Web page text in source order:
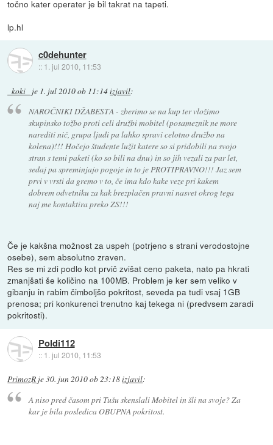
točno kater operater je bil takrat na tapeti.
lp.hl
c0dehunter
:: 1. jul 2010, 11:53
_koki_ je 1. jul 2010 ob 11:14izjavil:
NAROČNIKI DŽABESTA - zberimo se na kup ter vložimo
skupinsko tožbo proti celi družbi mobitel (posameznik ne more
narediti nič, grupa ljudi pa lahko spravi celotno družbo na
kolena)!!! Hočejo študente lužit katere so si pridobili na svojo
stran s temi paketi (ko so bili na dnu) in so jih vezali za par let,
sedaj pa spreminjajo pogoje in to je PROTIPRAVNO!!! Jaz sem
prvi v vrsti da gremo v to, če ima kdo kake veze pri kakem
dobrem odvetniku za kak brezplačen pravni nasvet okrog tega
naj me kontaktira preko ZS!!!
Če je kakšna možnost za uspeh (potrjeno s strani verodostojne
osebe), sem absolutno zraven.
Res se mi zdi podlo kot prvič zvišat ceno paketa, nato pa hkrati
zmanjšati še količino na 100MB. Problem je ker sem veliko v
gibanju in rabim čimboljšo pokritost, seveda pa tudi vsaj 1GB
prenosa; pri konkurenci trenutno kaj tekega ni (predvsem zaradi
pokritosti).
Poldi112
:: 1. jul 2010, 11:53
PrimozR je30. jun 2010 ob 23:18izjavil:
A niso pred časom pri Tušu skenslali Mobitel in šli na svoje? Za
kar je bila posledica OBUPNA pokritost.